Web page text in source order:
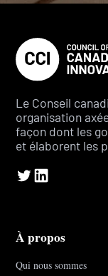
Le Conseil
organisation
façon dont les
et élaborent les
À propos
Qui nous sommes